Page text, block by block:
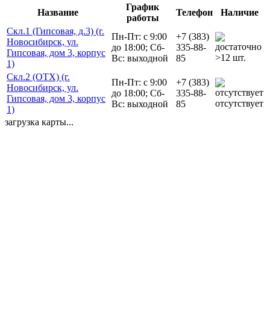
Название
График
работы
Телефон
Наличие
Скл.1 (Гипсовая, д.3) (г.
Новосибирск, ул.
Гипсовая, дом 3, корпус
1)
Пн-Пт: с 9:00
до 18:00; Сб-
Вс: выходной
+7 (383)
335-88-
85
>12 шт.
Скл.2 (ОТХ) (г.
Новосибирск, ул.
Гипсовая, дом 3, корпус
1)
Пн-Пт: с 9:00
до 18:00; Сб-
Вс: выходной
+7 (383)
335-88-
85
отсутствует
загрузка карты...